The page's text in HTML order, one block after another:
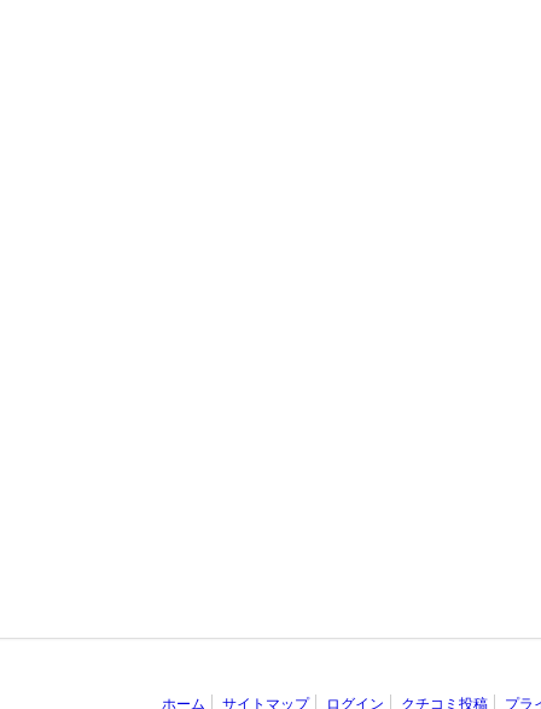
ホーム サイトマップ ログイン クチコミ投稿 プラ